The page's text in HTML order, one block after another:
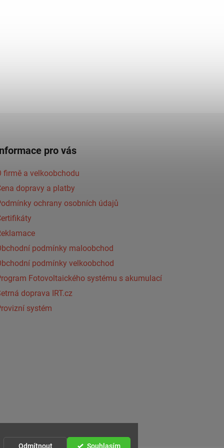
Odmítnout Souhlasím
pro vás
firmě a velkoobchodu
dopravy a platby
ochrany osobních údajů
podmínky maloobchod
podmínky velkoobchod
Fotovoltaického systému s akumulací
doprava IRT.cz
systém